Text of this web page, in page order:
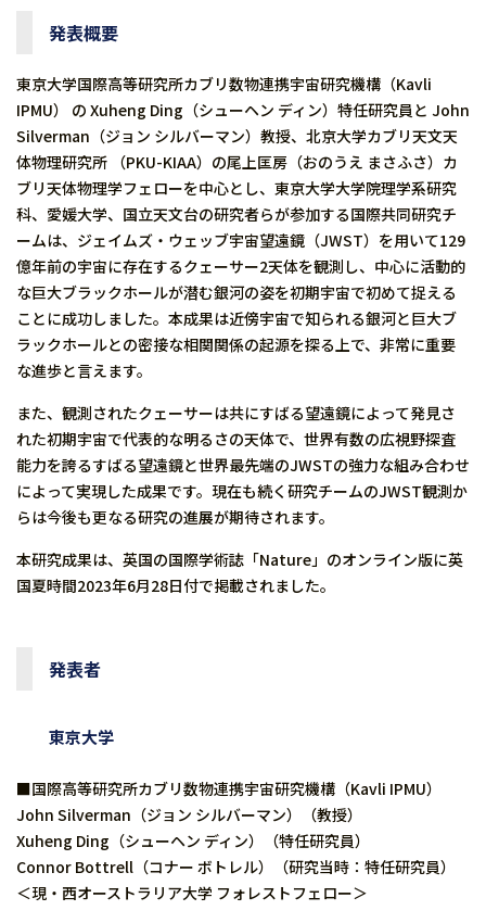
発表概要
東京大学国際高等研究所カブリ数物連携宇宙研究機構（Kavli
IPMU） の Xuheng Ding（シューヘン ディン）特任研究員と John
Silverman（ジョン シルバーマン）教授、北京大学カブリ天文天
体物理研究所 （PKU-KIAA）の尾上匡房（おのうえ まさふさ）カ
ブリ天体物理学フェローを中心とし、東京大学大学院理学系研究
科、愛媛大学、国立天文台の研究者らが参加する国際共同研究チ
ームは、ジェイムズ・ウェッブ宇宙望遠鏡（JWST）を用いて129
億年前の宇宙に存在するクェーサー2天体を観測し、中心に活動的
な巨大ブラックホールが潜む銀河の姿を初期宇宙で初めて捉える
ことに成功しました。本成果は近傍宇宙で知られる銀河と巨大ブ
ラックホールとの密接な相関関係の起源を探る上で、非常に重要
な進歩と言えます。
また、観測されたクェーサーは共にすばる望遠鏡によって発見さ
れた初期宇宙で代表的な明るさの天体で、世界有数の広視野探査
能力を誇るすばる望遠鏡と世界最先端のJWSTの強力な組み合わせ
によって実現した成果です。現在も続く研究チームのJWST観測か
らは今後も更なる研究の進展が期待されます。
本研究成果は、英国の国際学術誌「Nature」のオンライン版に英
国夏時間2023年6月28日付で掲載されました。
発表者
東京大学
■国際高等研究所カブリ数物連携宇宙研究機構（Kavli IPMU）
John Silverman（ジョン シルバーマン）（教授）
Xuheng Ding（シューヘン ディン）（特任研究員）
Connor Bottrell（コナー ボトレル）（研究当時：特任研究員）
＜現・西オーストラリア大学 フォレストフェロー＞